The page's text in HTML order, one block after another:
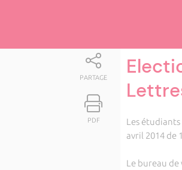
PARTAGE
PDF
Les
avril 2014 de
Le bureau de